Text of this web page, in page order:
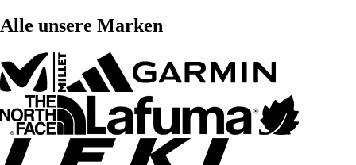
Alle unsere Marken